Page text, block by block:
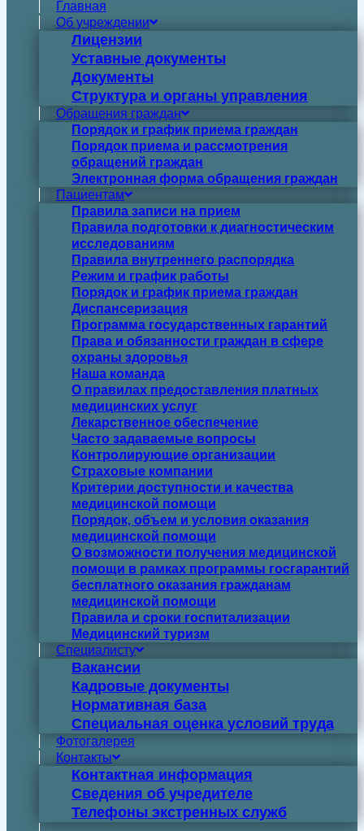
Главная
Об учреждении
Лицензии
Уставные документы
Документы
Структура и органы управления
Обращения граждан
Порядок и график приема граждан
Порядок приема и рассмотрения
обращений граждан
Электронная форма обращения граждан
Пациентам
Правила записи на прием
Правила подготовки к диагностическим
исследованиям
Правила внутреннего распорядка
Режим и график работы
Порядок и график приема граждан
Диспансеризация
Программа государственных гарантий
Права и обязанности граждан в сфере
охраны здоровья
Наша команда
О правилах предоставления платных
медицинских услуг
Лекарственное обеспечение
Часто задаваемые вопросы
Контролирующие организации
Страховые компании
Критерии доступности и качества
медицинской помощи
Порядок, объем и условия оказания
медицинской помощи
О возможности получения медицинской
помощи в рамках программы госгарантий
бесплатного оказания гражданам
медицинской помощи
Правила и сроки госпитализации
Медицинский туризм
Специалисту
Вакансии
Кадровые документы
Нормативная база
Специальная оценка условий труда
Фотогалерея
Контакты
Контактная информация
Сведения об учредителе
Телефоны экстренных служб